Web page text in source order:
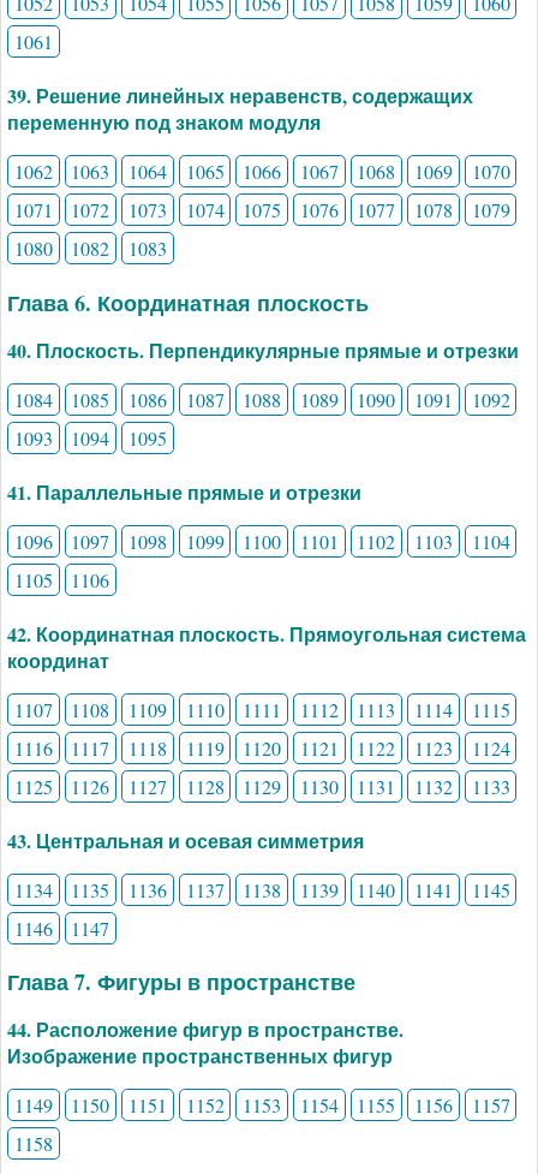
1061
39. Решение линейных неравенств, содержащих
переменную под знаком модуля
1062 1063 1064 1065 1066 1067 1068 1069
1070
1071
1072 1073 1074 1075 1076 1077 1078
1079
1080
1082 1083
Глава 6. Координатная плоскость
40. Плоскость. Перпендикулярные прямые и отрезки
1084 1085 1086 1087 1088 1089 1090 1091
1092
1093
1094 1095
41. Параллельные прямые и отрезки
1096 1097 1098 1099 1100 1101 1102 1103
1104
1105
1106
42. Координатная плоскость. Прямоугольная система
координат
1107 1108 1109 1110 1111 1112 1113 1114
1115
1116
1117 1118 1119 1120 1121 1122 1123
1124
1125
1126 1127 1128 1129 1130 1131 1132 1133
43. Центральная и осевая симметрия
1134 1135 1136 1137 1138 1139 1140 1141
1145
1146
1147
Глава 7. Фигуры в пространстве
44. Расположение фигур в пространстве.
Изображение пространственных фигур
1149 1150 1151 1152 1153 1154 1155 1156
1157
1158